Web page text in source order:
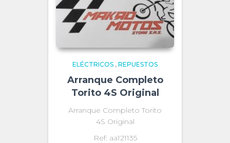
ELÉCTRICOS , REPUESTOS
Arranque Completo
Torito 4S Original
Arranque Completo Torito
4S Original
Ref: aa121135